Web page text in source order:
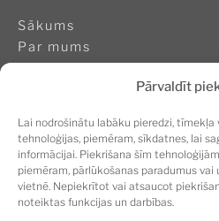
Pārvaldīt
Lai nodrošinātu labāku pieredzi,
tehnoloģijas, piemēram, sīkdatnes, lai
informācijai. Piekrišana šīm
piemēram, pārlūkošanas paradumus
vietnē. Nepiekrītot vai atsaucot
noteiktas funkcijas un darbības.
Sākums
Par mums
Pasākumi
Ilgtspējīga biznesa
Sīkdatņu politika
Seko mums